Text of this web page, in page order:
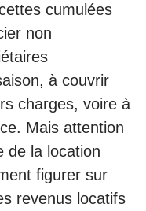
cumulées
non
à couvrir
charges, voire à
Mais attention
de la location
figurer sur
revenus locatifs